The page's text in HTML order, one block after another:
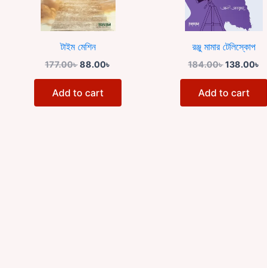
টাইম মেশিন
177.00৳88.00৳
Add to cart
রঞ্জু মামার টেলিস্কোপ
184.00৳138.00৳
Add to cart